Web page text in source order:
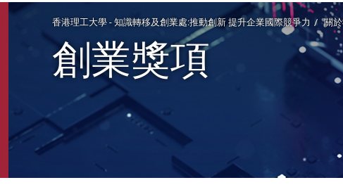
Start main content
香港理工大學 - 知識轉移及創業處:推動創新 提升企業國際競爭力 關
創業獎項